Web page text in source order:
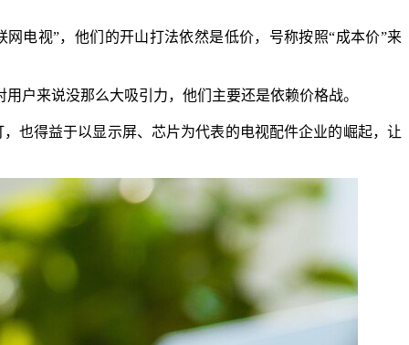
电视”，他们的开山打法依然是低价，号称按照“成本价”来
户来说没那么大吸引力，他们主要还是依赖价格战。
也得益于以显示屏、芯片为代表的电视配件企业的崛起，让